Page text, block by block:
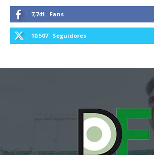
7,741 Fans
10,507 Seguidores